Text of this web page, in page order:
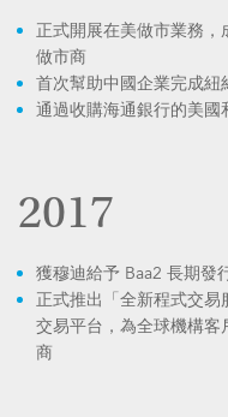
正式開展在美做市業務
做市商
首次幫助中國企業完成紐
通過收購海通銀行的美
2017
獲穆迪給予 Baa2 長期發
正式推出「全新程式交
交易平台，為全球機構
商